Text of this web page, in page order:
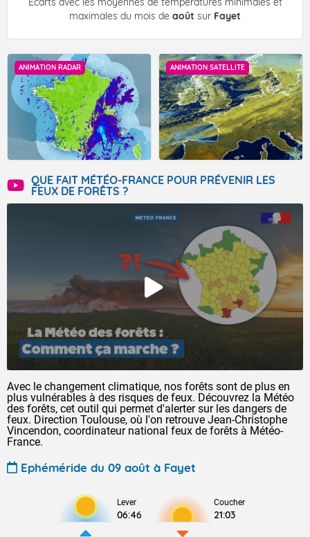
maximales du mois de août sur Fayet
ANIMATION RADAR ANIMATION SATELLITE
QUE FAIT MÉTÉO-FRANCE POUR PRÉVENIR LES
FEUX DE FORÊTS ?
Avec le changement climatique, nos forêts sont de plus en
plus vulnérables à des risques de feux. Découvrez la Météo
des forêts, cet outil qui permet d'alerter sur les dangers de
feux. Direction Toulouse, où l'on retrouve Jean-Christophe
Vincendon, coordinateur national feux de forêts à Météo-
France.
Ephéméride du 09 août à Fayet
Lever
06:46
Coucher
21:03